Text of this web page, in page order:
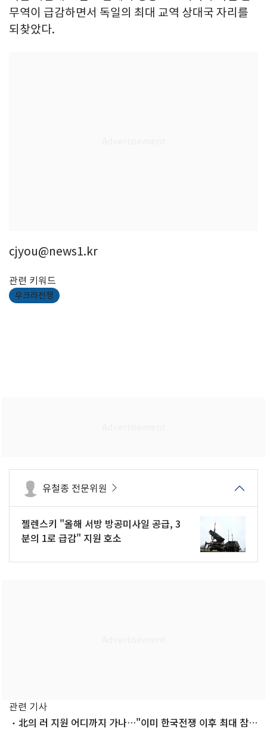
무역이 급감하면서 독일의 최대 교역 상대국 자리를
되찾았다.
cjyou@news1.kr
관련 키워드
우크라전쟁
유철종 전문위원
젤렌스키 "올해 서방 방공미사일 공급, 3
분의 1로 급감" 지원 호소
관련 기사
北의 러 지원 어디까지 가나…"이미 한국전쟁 이후 최대 참